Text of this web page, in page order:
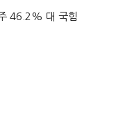
46.2% 대 국힘